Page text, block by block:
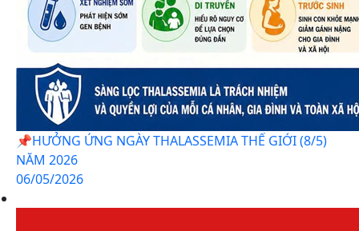
📌HƯỞNG ỨNG NGÀY THALASSEMIA THẾ GIỚI (8/5)
NĂM 2026
06/05/2026